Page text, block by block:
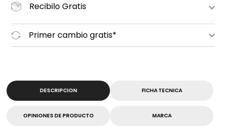
Recibilo Gratis
Primer cambio gratis*
DESCRIPCION FICHA TECNICA
OPINIONES DE PRODUCTO MARCA